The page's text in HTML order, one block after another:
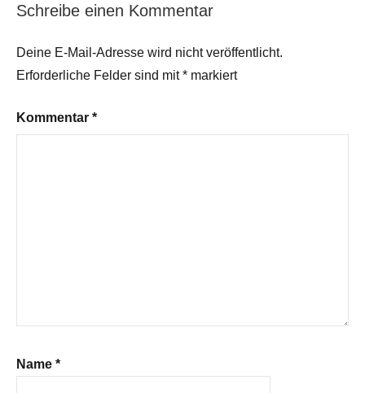
Schreibe einen Kommentar
Deine E-Mail-Adresse wird nicht veröffentlicht.
Erforderliche Felder sind mit* markiert
Kommentar *
Name *